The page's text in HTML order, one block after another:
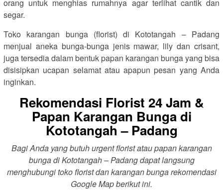
orang untuk menghias rumahnya agar terlihat cantik dan
segar.
Toko karangan bunga (florist) di Kototangah – Padang
menjual aneka bunga-bunga jenis mawar, lily dan crisant,
juga tersedia dalam bentuk papan karangan bunga yang bisa
disisipkan ucapan selamat atau apapun pesan yang Anda
inginkan.
Rekomendasi Florist 24 Jam &
Papan Karangan Bunga di
Kototangah – Padang
Bagi Anda yang butuh urgent florist atau papan karangan
bunga di Kototangah – Padang dapat langsung
menghubungi toko florist dan karangan bunga rekomendasi
Google Map berikut ini.